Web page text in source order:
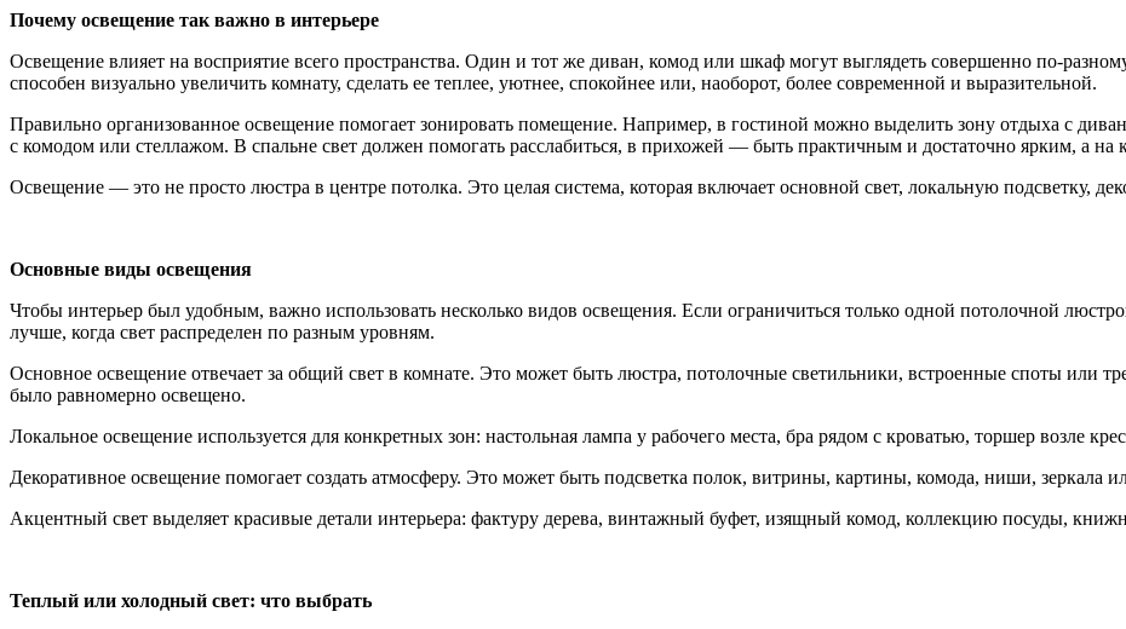
Почему освещение так важно в интерьере
Освещение влияет на восприятие всего пространства. Один и тот же диван, комод или шкаф могут выглядеть совершенно по-
способен визуально увеличить комнату, сделать ее теплее, уютнее, спокойнее или, наоборот, более современной и выразительной.
Правильно организованное освещение помогает зонировать помещение. Например, в гостиной можно выделить зону отдыха с
с комодом или стеллажом. В спальне свет должен помогать расслабиться, в прихожей — быть практичным и достаточно ярким, а
Освещение — это не просто люстра в центре потолка. Это целая система, которая включает основной свет, локальную подсветку,
Основные виды освещения
Чтобы интерьер был удобным, важно использовать несколько видов освещения. Если ограничиться только одной потолочной
лучше, когда свет распределен по разным уровням.
Основное освещение отвечает за общий свет в комнате. Это может быть люстра, потолочные светильники, встроенные споты или
было равномерно освещено.
Локальное освещение используется для конкретных зон: настольная лампа у рабочего места, бра рядом с кроватью, торшер возле
Декоративное освещение помогает создать атмосферу. Это может быть подсветка полок, витрины, картины, комода, ниши, зеркала
Акцентный свет выделяет красивые детали интерьера: фактуру дерева, винтажный буфет, изящный комод, коллекцию посуды,
Теплый или холодный свет: что выбрать